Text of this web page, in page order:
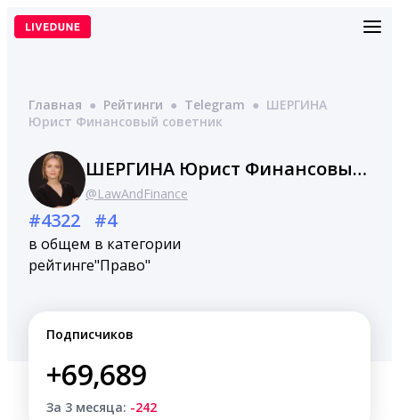
Перейти
Главная ● Рейтинги ● Telegram ● ШЕРГИНА
Юрист Финансовый советник
ШЕРГИНА Юрист Финансовый советник
@LawAndFinance
#4322
в общем
рейтинге
#4
в категории
"Право"
Подписчиков
+69,689
За 3 месяца: -242